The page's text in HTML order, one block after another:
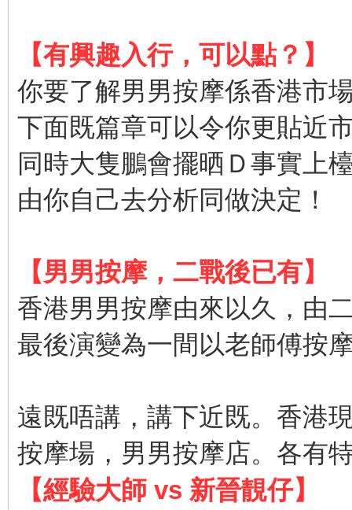
【有興趣入行，可以點？】
你要了解男男按摩係香港市
下面既篇章可以令你更貼近
同時大隻鵬會擺晒Ｄ事實上
由你自己去分析同做決定！
【男男按摩，二戰後已有】
香港男男按摩由來以久，由
最後演變為一間以老師傅按
遠既唔講，講下近既。香港
按摩場，男男按摩店。各有
【經驗大師 vs 新晉靚仔】